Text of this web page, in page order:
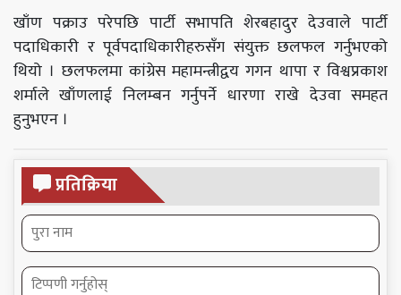
खाँण पक्राउ परेपछि पार्टी सभापति शेरबहादुर देउवाले पार्टी
पदाधिकारी र पूर्वपदाधिकारीहरुसँग संयुक्त छलफल गर्नुभएको
थियो । छलफलमा कांग्रेस महामन्त्रीद्वय गगन थापा र विश्वप्रकाश
शर्माले खाँणलाई निलम्बन गर्नुपर्ने धारणा राखे देउवा समहत
हुनुभएन ।
प्रतिक्रिया